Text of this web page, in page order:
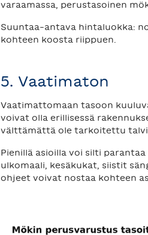
varaamassa, perustasoinen
Suuntaa-antava hintaluokka:
kohteen koosta riippuen.
5. Vaatimaton
Vaatimattomaan tasoon
voivat olla erillisessä
välttämättä ole tarkoitettu
Pienillä asioilla voi silti
ulkomaali, kesäkukat, siistit
ohjeet voivat nostaa kohteen